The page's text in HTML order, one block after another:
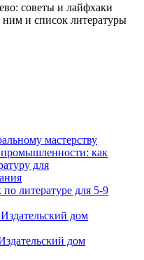
советы и лайфхаки
ним и список литературы
мастерству
как
для
литературе для 5-9
дом
дом